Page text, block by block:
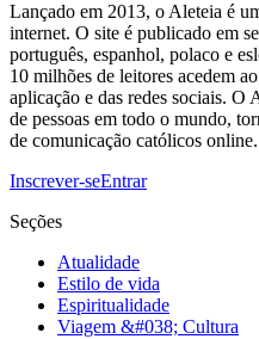
Lançado em 2013, o Aleteia é
internet. O site é publicado em
português, espanhol, polaco e
10 milhões de leitores acedem
aplicação e das redes sociais. O
de pessoas em todo o mundo,
de comunicação católicos online.
Inscrever-seEntrar
Seções
Atualidade
Estilo de vida
Espiritualidade
Viagem &#038; Cultura